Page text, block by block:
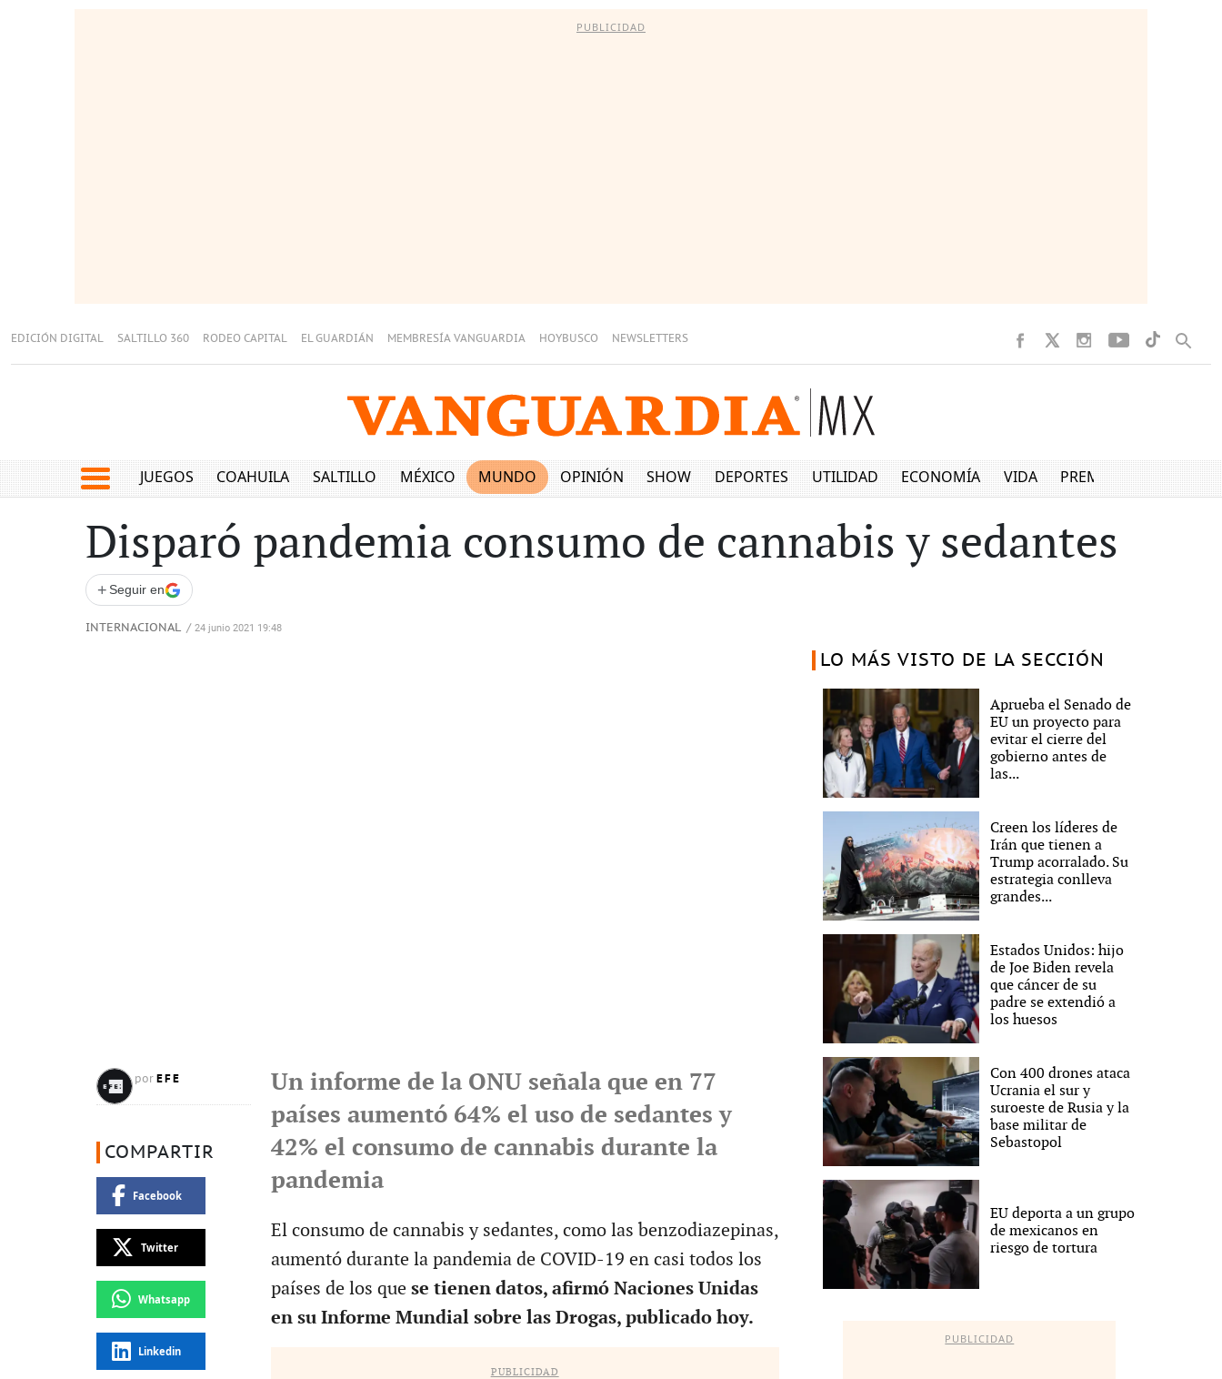
PUBLICIDAD
EDICIÓN DIGITAL SALTILLO 360 RODEO CAPITAL EL GUARDIÁN MEMBRESÍA VANGUARDIA HOYBUSCO NEWSLETTERS
JUEGOS COAHUILA SALTILLO MÉXICO MUNDO OPINIÓN SHOW DEPORTES UTILIDAD ECONOMÍA VIDA PREMIUM
Disparó pandemia consumo de cannabis y sedantes
+ Seguir en
INTERNACIONAL / 24 junio 2021 19:48
por EFE
COMPARTIR
Facebook
Twitter
Whatsapp
Linkedin
Un informe de la ONU señala que en 77
países aumentó 64% el uso de sedantes y
42% el consumo de cannabis durante la
pandemia
El consumo de cannabis y sedantes, como las benzodiazepinas,
aumentó durante la pandemia de COVID-19 en casi todos los
países de los que se tienen datos, afirmó Naciones Unidas
en su Informe Mundial sobre las Drogas, publicado hoy.
PUBLICIDAD
LO MÁS VISTO DE LA SECCIÓN
Aprueba el Senado de
EU un proyecto para
evitar el cierre del
gobierno antes de
las...
Creen los líderes de
Irán que tienen a
Trump acorralado. Su
estrategia conlleva
grandes...
Estados Unidos: hijo
de Joe Biden revela
que cáncer de su
padre se extendió a
los huesos
Con 400 drones ataca
Ucrania el sur y
suroeste de Rusia y la
base militar de
Sebastopol
EU deporta a un grupo
de mexicanos en
riesgo de tortura
PUBLICIDAD